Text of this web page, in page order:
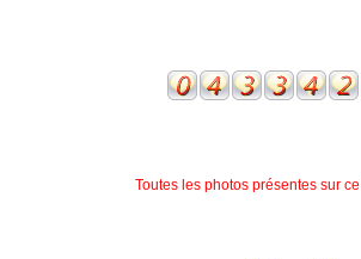
Toutes les photos présentes sur